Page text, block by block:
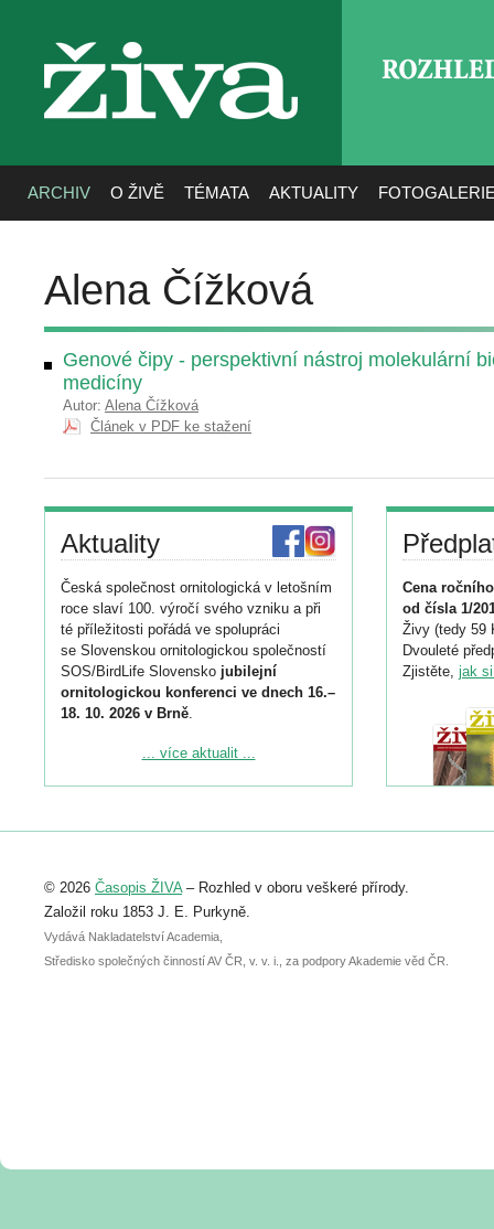
živa
ARCHIV O ŽIVĚ TÉMATA AKTUALITY
Alena Čížková
Genové čipy - perspektivní nástroj molekulární
medicíny
Autor: Alena Čížková
Článek v PDF ke stažení
Aktuality
Česká společnost ornitologická v letošním
roce slaví 100. výročí svého vzniku a při
té příležitosti pořádá ve spolupráci
se Slovenskou ornitologickou společností
SOS/BirdLife Slovensko jubilejní
ornitologickou konferenci ve dnech 16.–
18. 10. 2026 v Brně.
Podrobnější informace ke konferenci
Registrovat se můžete do 6. září.
abstraktu přihlášené přednášky nebo
posteru je už 30. června.
... více aktualit ...
Cena
od čísla 1/
Živy (tedy 59
Dvouleté
Zjistěte, jak
© 2026 Časopis ŽIVA– Rozhled v oboru veškeré přírody.
Založil roku 1853 J. E. Purkyně.
Vydává Nakladatelství Academia,
Středisko společných činností AV ČR, v. v. i., za podpory Akademie věd ČR.